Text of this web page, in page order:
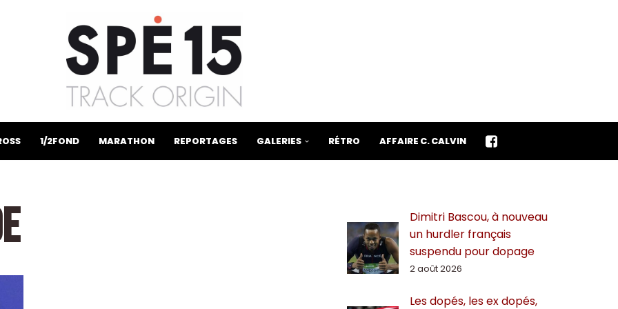
1/2FOND MARATHON REPORTAGES GALERIES RÉTRO AFFAIRE C. CALVIN
Dimitri Bascou, à nouveau
un hurdler français
suspendu pour dopage
2 août 2026
Les dopés, les ex dopés,